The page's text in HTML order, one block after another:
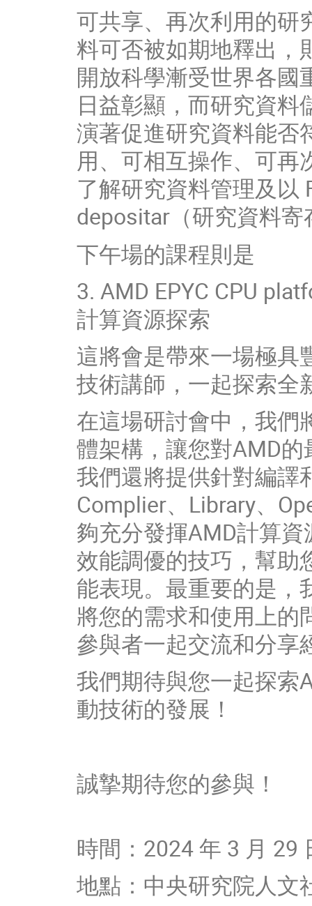
可共享、再次利用的研
料可否被如期地釋出，
開放科學漸受世界各國
日益彰顯，而研究資
演著促進研究資料能否
用、可相互操作、可再
了解研究資料管理及以
depositar（研究資料寄
下午場的課程則是
3. AMD EPYC CPU
計算資源探索
這將會是帶來一場極具
技術講師，一起探索全
在這場研討會中，我們
體架構，讓您對AMD的
我們還將提供針對編譯
Complier、 Library、
夠充分發揮AMD計算資
效能調優的技巧，幫助
能表現。最重要的是，
將您的需求和使用上的
參與者一起交流和分享
我們期待與您一起探索
動技術的發展！
誠摯期待您的參與！
時間：2024 年 3 月
地點：中央研究院人文